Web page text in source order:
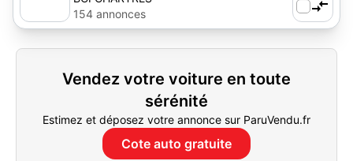
154 annonces
Vendez votre voiture en toute
sérénité
Estimez et déposez votre annonce sur ParuVendu.fr
Cote auto gratuite